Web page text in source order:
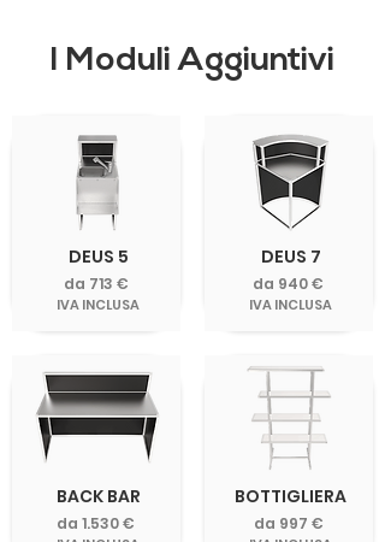
I Moduli Aggiuntivi
DEUS 5
da 713 €
IVA INCLUSA
BACK BAR
da 1.530 €
DEUS 7
da 940 €
IVA INCLUSA
BOTTIGLIERA
da 997 €